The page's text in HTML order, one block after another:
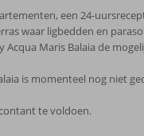
een 24-
waar ligbedden en
Acqua Maris Balaia de
is momenteel nog niet
te voldoen.